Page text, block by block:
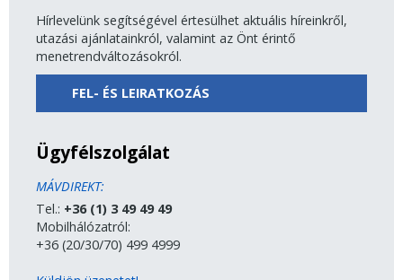
Hírlevelünk segítségével értesülhet aktuális híreinkről,
utazási ajánlatainkról, valamint az Önt érintő
menetrendváltozásokról.
FEL- ÉS LEIRATKOZÁS
Ügyfélszolgálat
MÁVDIREKT:
Tel.: +36 (1) 3 49 49 49
Mobilhálózatról:
+36 (20/30/70) 499 4999